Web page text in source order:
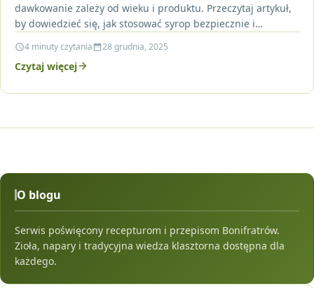
dawkowanie zależy od wieku i produktu. Przeczytaj artykuł,
by dowiedzieć się, jak stosować syrop bezpiecznie i…
4 minuty czytania 28 grudnia, 2025
Czytaj więcej
O blogu
Serwis poświęcony recepturom i przepisom Bonifratrów.
Zioła, napary i tradycyjna wiedza klasztorna dostępna dla
każdego.